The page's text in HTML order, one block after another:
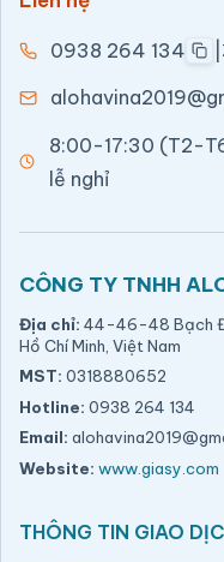
0938 264 134
8:00-17:30 (T2-
lễ nghỉ
CÔNG TY TNHH
Địa chỉ: 44-46-48 Bạch
Hồ Chí Minh, Việt Nam
MST: 0318880652
Hotline: 0938 264 134
Email:
Website: www.giasy.com
THÔNG TIN GIAO